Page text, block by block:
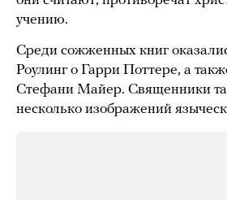
учению.
Среди сожженных книг
Роулинг о Гарри Поттере, а
Стефани Майер. Священники
несколько изображений